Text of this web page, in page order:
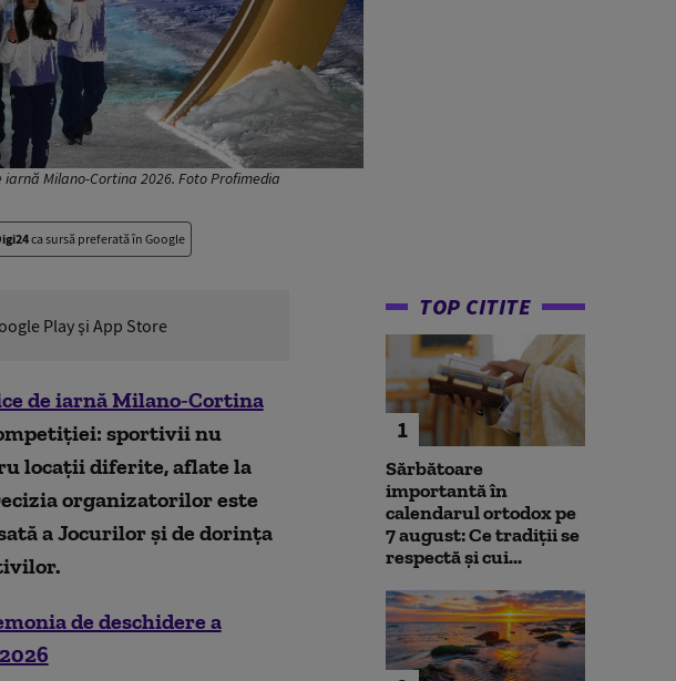
Milano-Cortina 2026. Foto Profimedia
ca sursă preferată în Google
Play şi App Store
de iarnă Milano‑Cortina
sportivii nu
locații diferite, aflate la
organizatorilor este
a Jocurilor și de dorința
de deschidere a
TOP CITITE
1
Sărbătoare
importantă în
calendarul ortodox pe
7 august: Ce tradiții se
respectă și cui...